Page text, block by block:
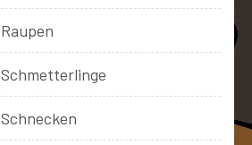
Raupen
Schmetterlinge
Schnecken